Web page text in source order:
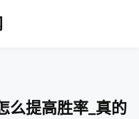
么提高胜率_真的